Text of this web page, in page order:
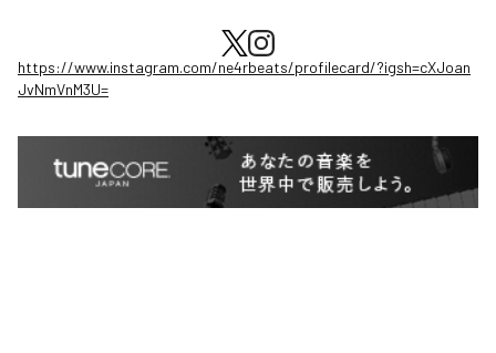
https://www.instagram.com/ne4rbeats/profilecard/?igsh=cXJoan
JvNmVnM3U=